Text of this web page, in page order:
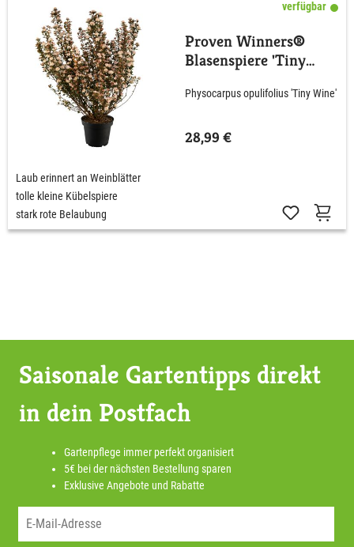
verfügbar
Proven Winners®
Blasenspiere 'Tiny
Physocarpus opulifolius 'Tiny Wine'
28,99 €
Laub erinnert an Weinblätter
tolle kleine Kübelspiere
stark rote Belaubung
Saisonale Gartentipps direkt
in dein Postfach
Gartenpflege immer perfekt organisiert
5€ bei der nächsten Bestellung sparen
Exklusive Angebote und Rabatte